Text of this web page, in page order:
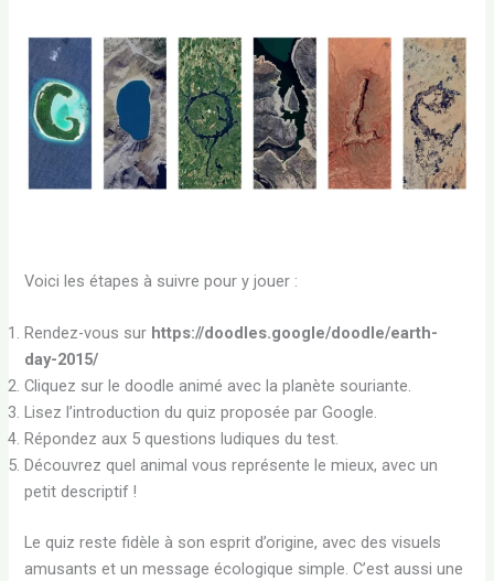
Voici les étapes à suivre pour y jouer :
Rendez-vous sur https://doodles.google/doodle/earth-
day-2015/
Cliquez sur le doodle animé avec la planète souriante.
Lisez l’introduction du quiz proposée par Google.
Répondez aux 5 questions ludiques du test.
Découvrez quel animal vous représente le mieux, avec un
petit descriptif !
Le quiz reste fidèle à son esprit d’origine, avec des visuels
amusants et un message écologique simple. C’est aussi une